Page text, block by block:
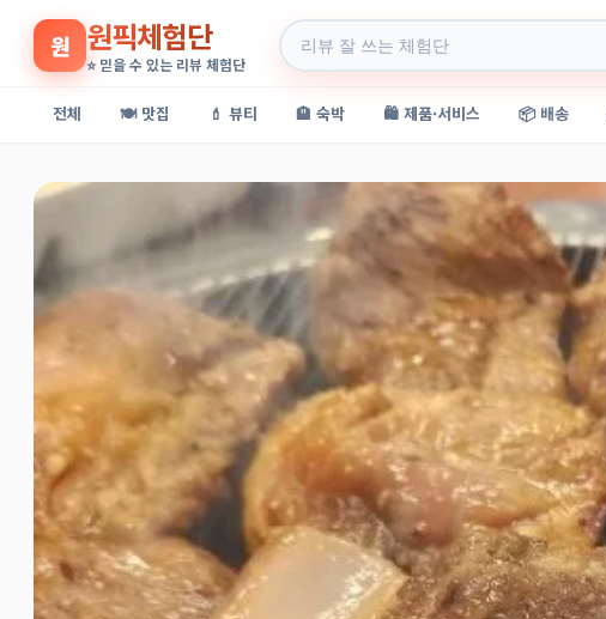
원 원픽체험단
⭐ 믿을 수 있는 리뷰 체험단
전체 🍽️ 맛집 💄 뷰티 🏨 숙박 🛍️ 제품·서비스 📦 배송